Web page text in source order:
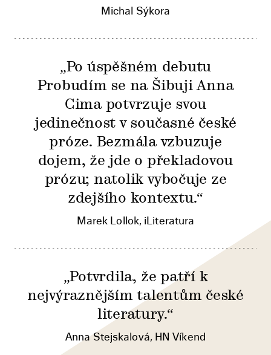
Michal Sýkora
„Po úspěšném debutu
Probudím se na Šibuji Anna
Cima potvrzuje svou
jedinečnost v současné české
próze. Bezmála vzbuzuje
dojem, že jde o překladovou
prózu; natolik vybočuje ze
zdejšího kontextu.“
Marek Lollok, iLiteratura
„Potvrdila, že patří k
nejvýraznějším talentům české
literatury.“
Anna Stejskalová, HN Víkend